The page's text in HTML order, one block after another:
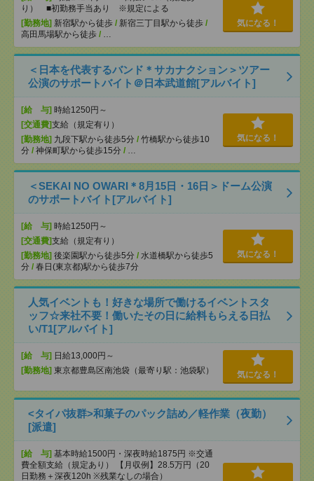
り） ■初勤務手当あり ※規定による
[勤務地] 新宿駅から徒歩 / 新宿三丁目駅から徒歩 /
高田馬場駅から徒歩 / …
気になる！
＜日本を代表するバンド＊サカナクション＞ツアー
公演のサポートバイト＠日本武道館[アルバイト]
[給 与] 時給1250円～
[交通費]支給（規定有り）
[勤務地] 九段下駅から徒歩5分 / 竹橋駅から徒歩10
分 / 神保町駅から徒歩15分 / …
気になる！
＜SEKAI NO OWARI＊8月15日・16日＞ドーム公演
のサポートバイト[アルバイト]
[給 与] 時給1250円～
[交通費]支給（規定有り）
[勤務地] 後楽園駅から徒歩5分 / 水道橋駅から徒歩5
分 / 春日(東京都)駅から徒歩7分
気になる！
人気イベントも！好きな場所で働けるイベントスタ
ッフ☆来社不要！働いたその日に給料もらえる日払
い/T1[アルバイト]
[給 与] 日給13,000円～
[勤務地] 東京都豊島区南池袋（最寄り駅：池袋駅） 気になる！
<タイパ抜群>和菓子のパック詰め／軽作業（夜勤）
[派遣]
[給 与] 基本時給1500円・深夜時給1875円 ※交通
費全額支給（規定あり） 【月収例】28.5万円（20
日勤務＋深夜120h ※残業なしの場合）